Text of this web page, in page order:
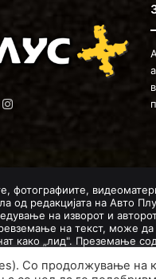
YouTube
фотографиите,
од редакцијата на Авто
на изворот и
на текст, може
како „лид". Преземање
Со продолжување на